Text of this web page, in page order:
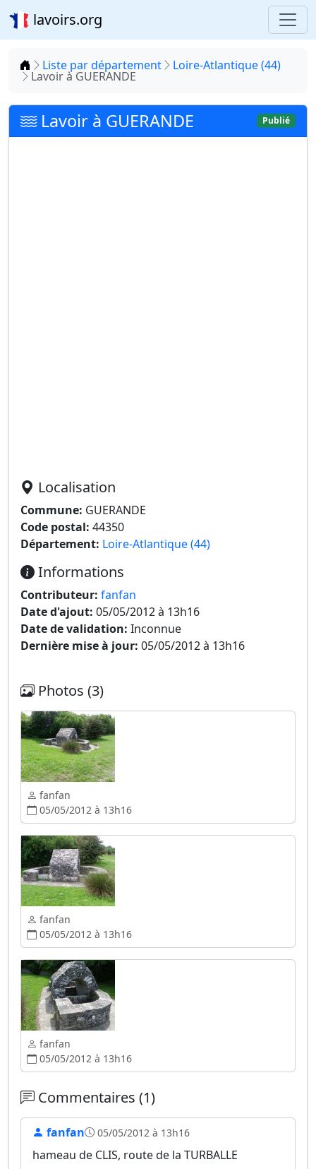
lavoirs.org
Accueil
Liste par département Loire-Atlantique (44)
Lavoir à GUERANDE
Lavoir à GUERANDE Publié
Localisation
Commune: GUERANDE
Code postal: 44350
Département: Loire-Atlantique (44)
Informations
Contributeur: fanfan
Date d'ajout: 05/05/2012 à 13h16
Date de validation: Inconnue
Dernière mise à jour: 05/05/2012 à 13h16
Photos (3)
fanfan
05/05/2012 à 13h16
fanfan
05/05/2012 à 13h16
fanfan
05/05/2012 à 13h16
Commentaires (1)
fanfan 05/05/2012 à 13h16
hameau de CLIS, route de la TURBALLE